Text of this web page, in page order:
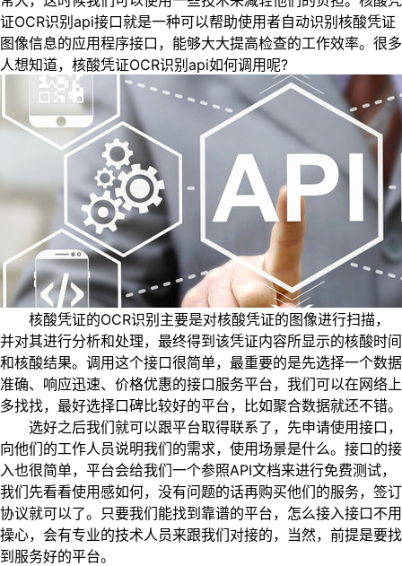
证OCR识别api接口就是一种可以帮助使用者自动识别核酸凭证
图像信息的应用程序接口，能够大大提高检查的工作效率。很多
人想知道，核酸凭证OCR识别api如何调用呢?
核酸凭证的OCR识别主要是对核酸凭证的图像进行扫描，
并对其进行分析和处理，最终得到该凭证内容所显示的核酸时间
和核酸结果。调用这个接口很简单，最重要的是先选择一个数据
准确、响应迅速、价格优惠的接口服务平台，我们可以在网络上
多找找，最好选择口碑比较好的平台，比如聚合数据就还不错。
选好之后我们就可以跟平台取得联系了，先申请使用接口，
向他们的工作人员说明我们的需求，使用场景是什么。接口的接
入也很简单，平台会给我们一个参照API文档来进行免费测试，
我们先看看使用感如何，没有问题的话再购买他们的服务，签订
协议就可以了。只要我们能找到靠谱的平台，怎么接入接口不用
操心，会有专业的技术人员来跟我们对接的，当然，前提是要找
到服务好的平台。